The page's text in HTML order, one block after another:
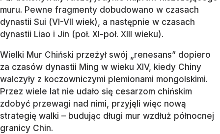
muru. Pewne fragmenty dobudowano w czasach
dynastii Sui (VI-VII wiek), a następnie w czasach
dynastii Liao i Jin (poł. XI-poł. XIII wieku).
Wielki Mur Chiński przeżył swój „renesans” dopiero
za czasów dynastii Ming w wieku XIV, kiedy Chiny
walczyły z koczowniczymi plemionami mongolskimi.
Przez wiele lat nie udało się cesarzom chińskim
zdobyć przewagi nad nimi, przyjęli więc nową
strategię walki – budując długi mur wzdłuż północnej
granicy Chin.